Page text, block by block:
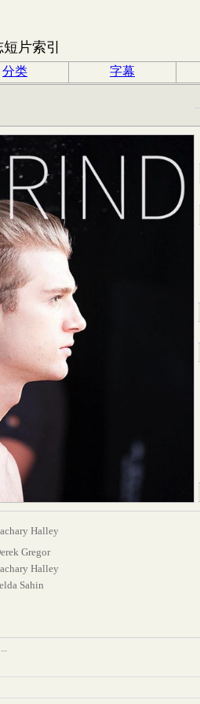
短片索引
分类 字幕
Halley
Gregor
Halley
Sahin
--